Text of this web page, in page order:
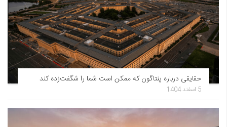
حقایقی درباره پنتاگون که ممکن است شما را شگفت‌زده کند
5 اسفند 1404